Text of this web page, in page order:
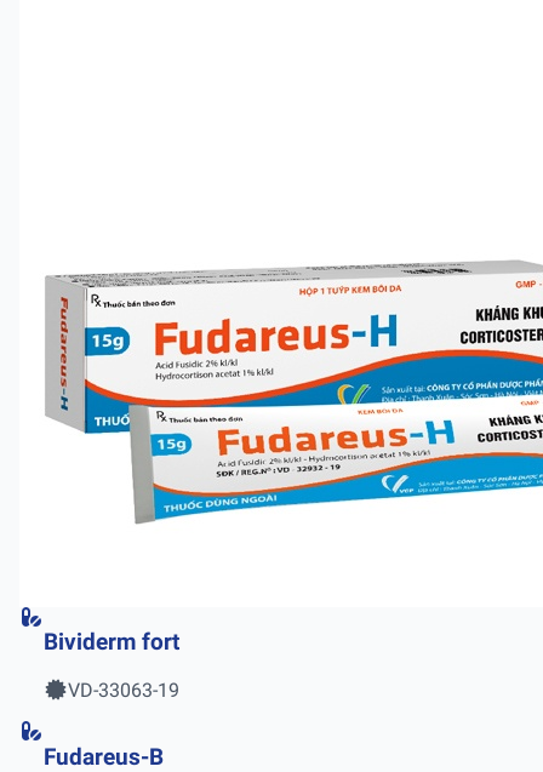
Bividerm fort
VD-33063-19
Fudareus-B